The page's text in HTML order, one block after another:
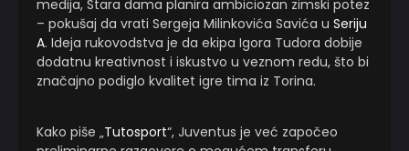
medija, Stara dama planira ambiciozan zimski potez
– pokušaj da vrati Sergeja Milinkovića Savića u Seriju
A. Ideja rukovodstva je da ekipa Igora Tudora dobije
dodatnu kreativnost i iskustvo u veznom redu, što bi
značajno podiglo kvalitet igre tima iz Torina.
Kako piše „Tutosport“, Juventus je već započeo